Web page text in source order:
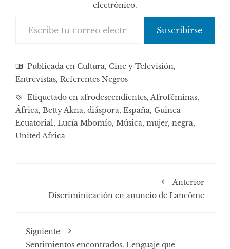
electrónico.
Suscribirse
Publicada en Cultura, Cine y Televisión,
Entrevistas, Referentes Negros
Etiquetado en afrodescendientes, Afroféminas,
África, Betty Akna, diáspora, España, Guinea
Ecuatorial, Lucía Mbomío, Música, mujer, negra,
United Africa
Anterior
Discriminicación en anuncio de Lancôme
Siguiente
Sentimientos encontrados. Lenguaje que